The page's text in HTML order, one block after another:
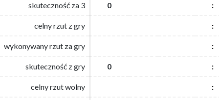
skuteczność za 3 0 :
celny rzut z gry :
wykonywany rzut za gry :
skuteczność z gry 0 :
celny rzut wolny :
skuteczność za 3 0 :
celny rzut z gry :
wykonywany rzut za gry :
skuteczność z gry 0 :
celny rzut wolny :